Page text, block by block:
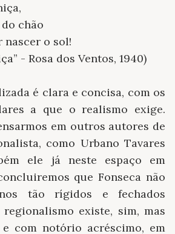
chão
nascer o sol!
- Rosa dos Ventos, 1940)
é clara e concisa, com os
a que o realismo exige.
em outros autores de
como Urbano Tavares
ele já neste espaço em
que Fonseca não
tão rígidos e fechados
existe, sim, mas
e com notório acréscimo, em